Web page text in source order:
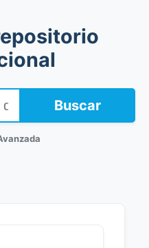
Buscar